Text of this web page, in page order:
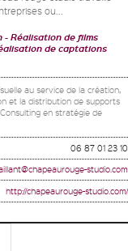
ou...
Réalisation de films
de captations
au service de la création,
et la distribution de supports
en stratégie de
06 87 01 23 10
studio.com
http://chapeaurouge-studio.com/